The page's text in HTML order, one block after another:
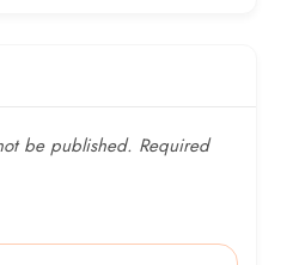
be published. Required